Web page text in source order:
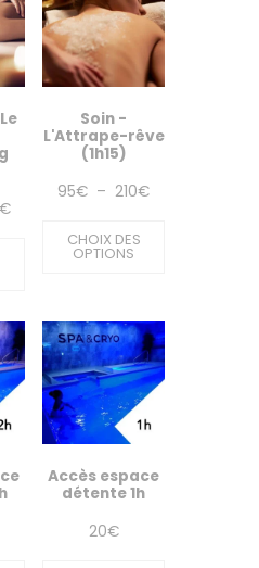
€Plage
à
170€
Soin -
L'Attrape-rêve
(1h15)
95€ – 210€Plage
210€
CHOIX DES
OPTIONS
Accès espace
détente 1h
20€